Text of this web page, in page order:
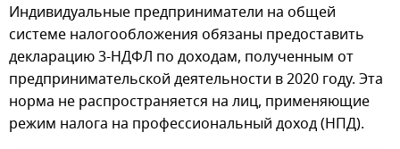
Индивидуальные предприниматели на общей
системе налогообложения обязаны предоставить
декларацию 3-НДФЛ по доходам, полученным от
предпринимательской деятельности в 2020 году. Эта
норма не распространяется на лиц, применяющие
режим налога на профессиональный доход (НПД).